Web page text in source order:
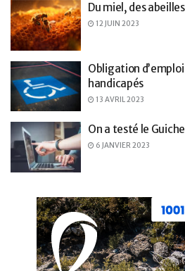
Du miel, des
12 JUIN 2023
Obligation
handicapés
13 AVRIL 2023
On a testé le
6 JANVIER 2023